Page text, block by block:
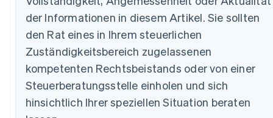
der Informationen in diesem Artikel. Sie sollten
den Rat eines in Ihrem steuerlichen
Zuständigkeitsbereich zugelassenen
kompetenten Rechtsbeistands oder von einer
Steuerberatungsstelle einholen und sich
hinsichtlich Ihrer speziellen Situation beraten
English
Belgien
Brasilien
Português English
Bulgarien
English
Dänemark
English